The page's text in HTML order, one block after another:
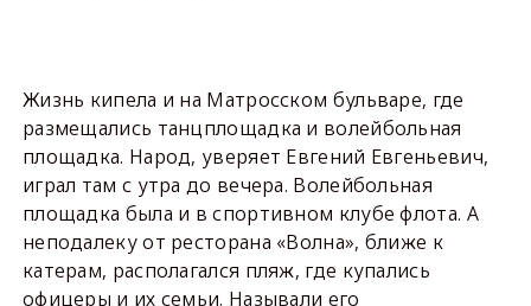
Жизнь кипела и на Матросском бульваре, где
размещались танцплощадка и волейбольная
площадка. Народ, уверяет Евгений Евгеньевич,
играл там с утра до вечера. Волейбольная
площадка была и в спортивном клубе флота. А
неподалеку от ресторана «Волна», ближе к
катерам, располагался пляж, где купались
офицеры и их семьи. Называли его